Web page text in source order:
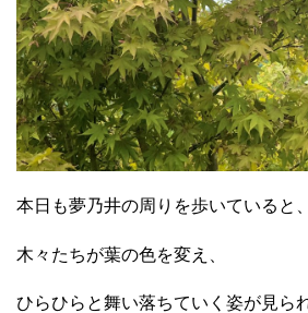
本日も夢乃井の周りを歩いていると、
木々たちが葉の色を変え、
ひらひらと舞い落ちていく姿が見ら